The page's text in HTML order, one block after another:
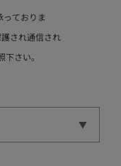
ておりま
され通信され
下さい。